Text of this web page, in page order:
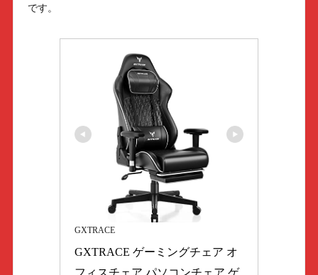
です。
GXTRACE
GXTRACE ゲーミングチェア オ
フィスチェア パソコンチェア ゲ